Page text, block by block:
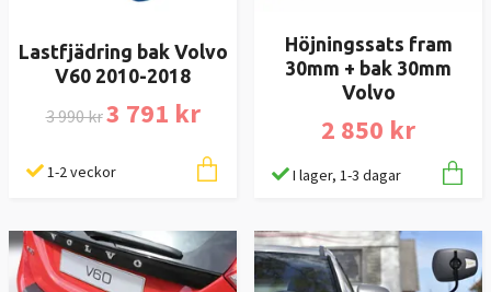
Lastfjädring bak Volvo
V60 2010-2018
3 990 kr3 791 kr
1-2 veckor
Höjningssats fram
30mm + bak 30mm
Volvo
2 850 kr
I lager, 1-3 dagar